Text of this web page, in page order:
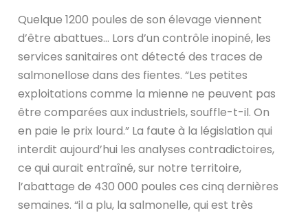
Quelque 1200 poules de son élevage viennent
d’être abattues… Lors d’un contrôle inopiné, les
services sanitaires ont détecté des traces de
salmonellose dans des fientes. “Les petites
exploitations comme la mienne ne peuvent pas
être comparées aux industriels, souffle-t-il. On
en paie le prix lourd.” La faute à la législation qui
interdit aujourd’hui les analyses contradictoires,
ce qui aurait entraîné, sur notre territoire,
l’abattage de 430 000 poules ces cinq dernières
semaines. “il a plu, la salmonelle, qui est très